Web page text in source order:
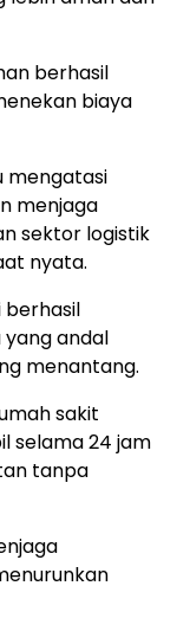
berhasil
biaya
mengatasi
menjaga
sektor logistik
nyata.
berhasil
andal
menantang.
sakit
selama 24 jam
tanpa